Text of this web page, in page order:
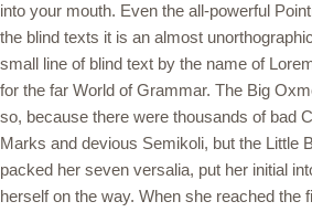
into your mouth. Even the all-powerful
the blind texts it is an almost
small line of blind text by the name of
for the far World of Grammar. The Big
so, because there were thousands of bad
Marks and devious Semikoli, but the Little
packed her seven versalia, put her initial
herself on the way. When she reached the